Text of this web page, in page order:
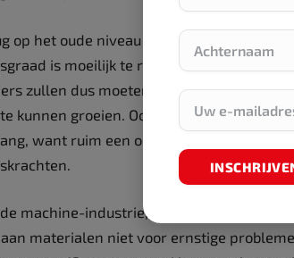
op het oude niveau van circa 84 procent
is moeilijk te realiseren vanwege
zullen dus moeten investeren in extra
kunnen groeien. Ook het werven,
want ruim een op de vier
machine-industrie, die dit jaar een plus
materialen niet voor ernstige